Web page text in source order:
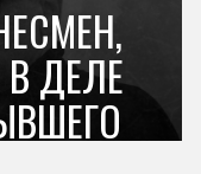
ДЕЛЕ